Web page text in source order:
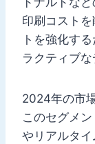
印刷コスト
トを強化す
ラクティブな
2024年の市
このセグメ
やリアルタ